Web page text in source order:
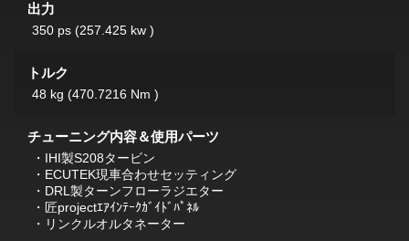
出力
350 ps (257.425 kw )
トルク
48 kg (470.7216 Nm )
チューニング内容＆使用パーツ
・IHI製S208タービン
・ECUTEK現車合わせセッティング
・DRL製ターンフローラジエター
・匠projectｴｱｲﾝﾃｰｸｶﾞｲﾄﾞﾊﾟﾈﾙ
・リンクルオルタネーター